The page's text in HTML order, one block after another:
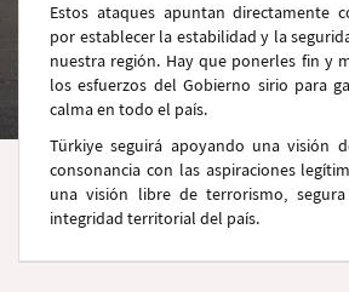
Estos ataques apuntan directamente
por establecer la estabilidad y la
nuestra región. Hay que ponerles fin y
los esfuerzos del Gobierno sirio para
calma en todo el país.
Türkiye seguirá apoyando una visión
consonancia con las aspiraciones
una visión libre de terrorismo,
integridad territorial del país.